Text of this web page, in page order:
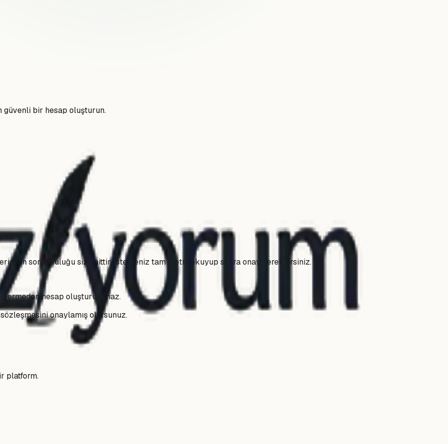
güvenli bir hesap oluşturun.
sorumluluğu size aittir. İsterseniz tam metni okuyup sonra onay verebilirsiniz.
vermeden hesap oluşturulamaz.
onaylamış olursunuz.
platform.